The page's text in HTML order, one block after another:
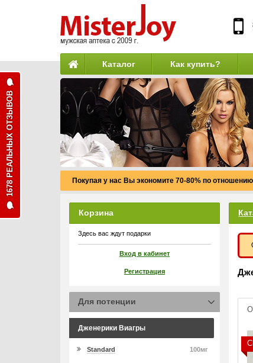
Каталог Как купить?
Покупая у нас Вы экономите 70-80% по
Корзина
Здесь вас ждут подарки
Вход в кабинет
Регистрация
Для потенции
Дженерики Виагры
100мг
Standard
1678 РЕАЛЬНЫХ ОТЗЫВОВ